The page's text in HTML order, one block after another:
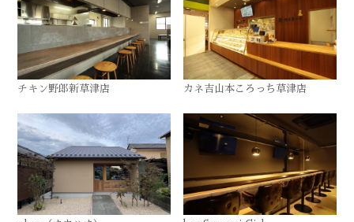
チキン野郎新草津店 カネ吉山本ころっち草津店